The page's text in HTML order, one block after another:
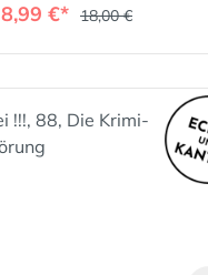
8,99 €* 18,00 €